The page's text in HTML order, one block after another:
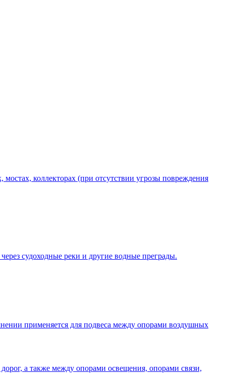
коллекторах (при отсутствии угрозы повреждения
судоходные реки и другие водные преграды.
применяется для подвеса между опорами воздушных
а также между опорами освещения, опорами связи,